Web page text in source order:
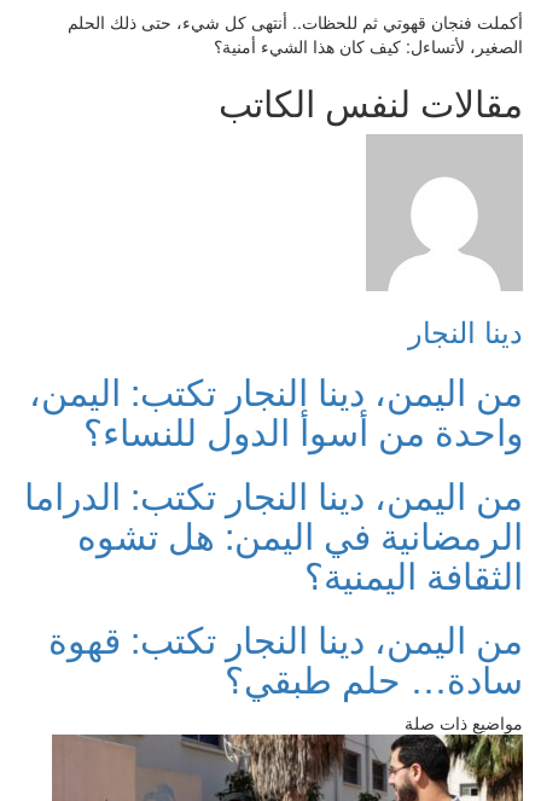
أكملت فنجان قهوتي ثم للحظات.. أنتهى كل شيء، حتى ذلك الحلم
الصغير، لأتساءل: كيف كان هذا الشيء أمنية؟
مقالات لنفس الكاتب
دينا النجار
من اليمن، دينا النجار تكتب: اليمن،
واحدة من أسوأ الدول للنساء؟
من اليمن، دينا النجار تكتب: الدراما
الرمضانية في اليمن: هل تشوه
الثقافة اليمنية؟
من اليمن، دينا النجار تكتب: قهوة
سادة… حلم طبقي؟
مواضيع ذات صلة